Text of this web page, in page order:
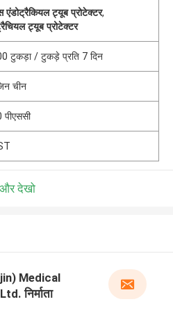
एंडोट्रैकियल ट्यूब प्रोटेक्टर,
ट्यूब प्रोटेक्टर
टुकड़ा / टुकड़े प्रति 7 दिन
चीन
और देखो
Medical
निर्माता